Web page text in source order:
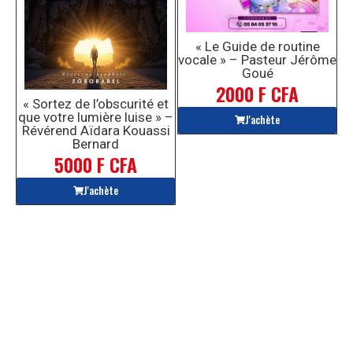
« Sortez de l’obscurité et
que votre lumière luise » –
Révérend Aïdara Kouassi
Bernard
5000 F CFA
J'achète
« Le Guide de routine
vocale » – Pasteur Jérôme
Goué
2000 F CFA
J'achète